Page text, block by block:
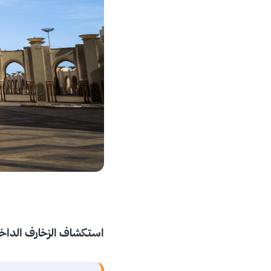
استكشاف الزخارف